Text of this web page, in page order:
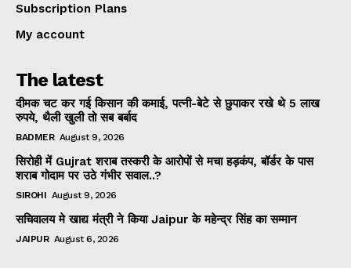
Subscription Plans
My account
The latest
दीमक चट कर गई किसान की कमाई, पत्नी-बेटे से छुपाकर रखे थे 5 लाख
रुपये, थैली खुली तो सब बर्बाद
BADMER August 9, 2026
सिरोही में Gujrat शराब तस्करी के आरोपों से मचा हड़कंप, बॉर्डर के पास
शराब गोदाम पर उठे गंभीर सवाल..?
SIROHI August 9, 2026
सचिवालय मे खाद्य मंत्री ने किया Jaipur के महेन्द्र सिंह का सम्मान
JAIPUR August 6, 2026